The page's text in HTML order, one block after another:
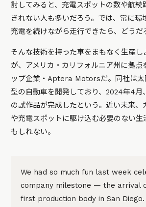
討してみると、充電スポットの数や航続
きれない人も多いだろう。では、常に環
充電を続けながら走行できたら、どうだ
そんな技術を持った車をまもなく生産し
が、アメリカ・カリフォルニア州に拠点
ップ企業・Aptera Motorsだ。同社は太
型の自動車を開発しており、2024年4月
の試作品が完成したという。近い未来、
や充電スポットに駆け込む必要のない生
もしれない。
We had so much fun last week
company milestone — the arrival
first production body in San